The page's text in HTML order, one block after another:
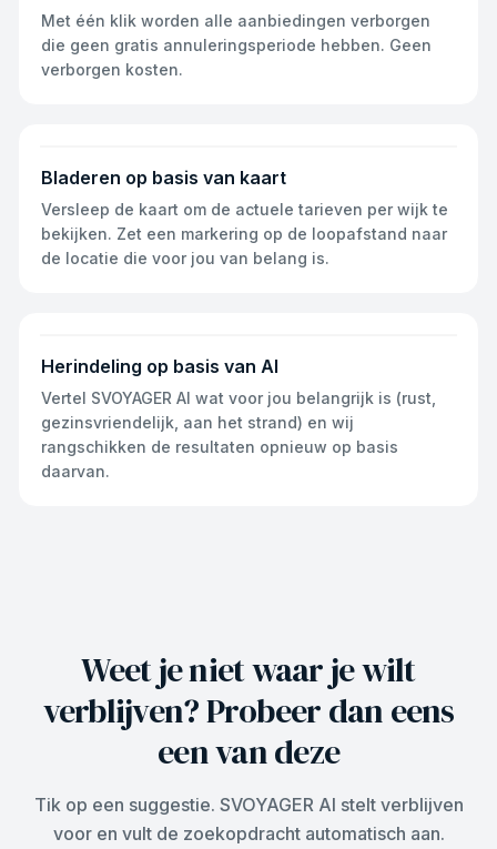
Met één klik worden alle aanbiedingen verborgen
die geen gratis annuleringsperiode hebben. Geen
verborgen kosten.
Bladeren op basis van kaart
Versleep de kaart om de actuele tarieven per wijk te
bekijken. Zet een markering op de loopafstand naar
de locatie die voor jou van belang is.
Herindeling op basis van AI
Vertel SVOYAGER AI wat voor jou belangrijk is (rust,
gezinsvriendelijk, aan het strand) en wij
rangschikken de resultaten opnieuw op basis
daarvan.
Weet je niet waar je wilt
verblijven? Probeer dan eens
een van deze
Tik op een suggestie. SVOYAGER AI stelt verblijven
voor en vult de zoekopdracht automatisch aan.